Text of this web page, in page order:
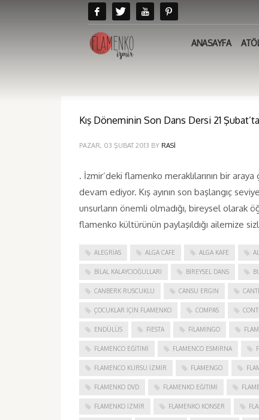
ANASAYFA
Kış Döneminin Son Dans Dersi 21
PAZAR, 03 ŞUBAT 2013 BY RASI
. İzmir’deki flamenko meraklılarının bir
devam ediyor. Kış ayının son başlangıç
unsurların önemli olmadığı, bireysel
flamenko kültürünün paylaşıldığı ailemize
ALEGRIAS ALGA CAFE ALGA KAFE
BILAL KALAYCIOĞULLARI BIREYSEL DANS
CANBERK RUSCUKLU CANSU ERGIN
ÇOCUKLAR IÇIN FLAMENKO COMPAS
ENDÜLÜS FIESTA FILAMINGO
FLAMENCO EĞITIMI FLAMENCO ESMIRNA
FLAMENCO KURSU İZMIR FLAMENGO
FLAMENKO DVD FLAMENKO EĞITIMI
FLAMENKO IZMIR FLAMENKO KONSER